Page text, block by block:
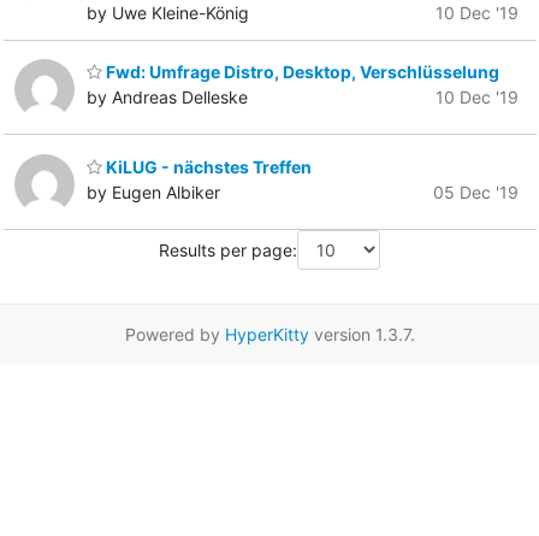
by Uwe Kleine-König
10 Dec '19
Fwd: Umfrage Distro, Desktop, Verschlüsselung
by Andreas Delleske
10 Dec '19
KiLUG - nächstes Treffen
by Eugen Albiker
05 Dec '19
Results per page:
Powered by HyperKittyversion 1.3.7.